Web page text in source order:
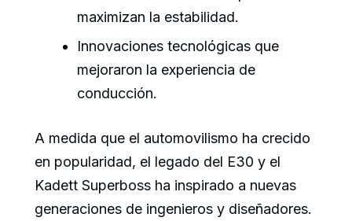
maximizan la estabilidad.
Innovaciones tecnológicas que
mejoraron la experiencia de
conducción.
A medida que el automovilismo ha crecido
en popularidad, el legado del E30 y el
Kadett Superboss ha inspirado a nuevas
generaciones de ingenieros y diseñadores.